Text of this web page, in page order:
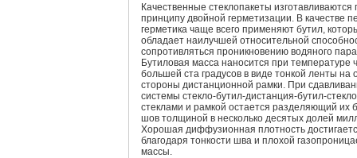
Качественные стеклопакеты изготавливаются
принципу двойной герметизации. В качестве
герметика чаще всего применяют бутил,
обладает наилучшей относительной
сопротивляться проникновению водяного
Бутиловая масса наносится при температуре
большей ста градусов в виде тонкой ленты на
стороны дистанционной рамки. При
системы стекло-бутил-дистанция-бутил-
стеклами и рамкой остается разделяющий их
шов толщиной в несколько десятых долей
Хорошая диффузионная плотность
благодаря тонкости шва и плохой
массы.